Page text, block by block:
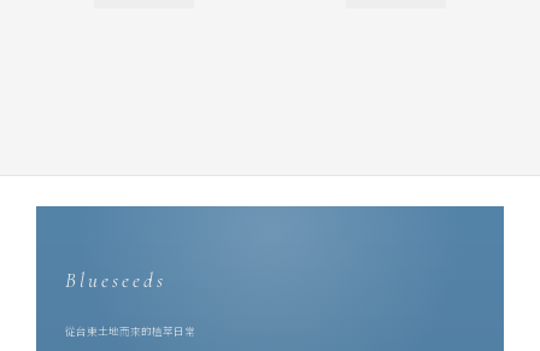
Blueseeds
從台東土地而來的植萃日常